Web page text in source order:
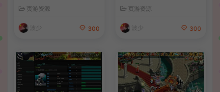
玩镜像端+Linux手工服务端
+管理后台+详细搭建教程
页游资源
波少 300
玩镜像端+Linux手工服务端
+管理后台+详细搭建教程+视
频教程
页游资源
波少 300